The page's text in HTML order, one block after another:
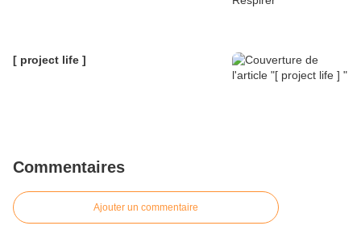
[ project life ]
Commentaires
Ajouter un commentaire